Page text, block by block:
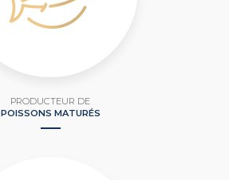
PRODUCTEUR DE
POISSONS MATURÉS